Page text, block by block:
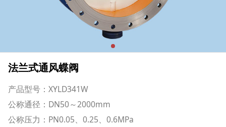
法兰式通风蝶阀
产品型号：XYLD341W
公称通径：DN50～2000mm
公称压力：PN0.05、0.25、0.6MPa